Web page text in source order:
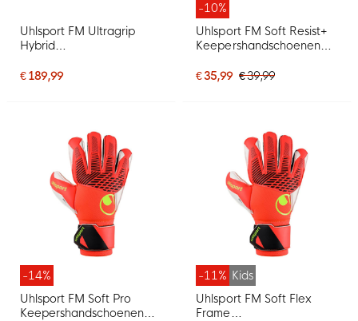
Uhlsport FM Ultragrip
Hybrid
Felrood Zwart Felgeel
€ 189,99
-10%
Uhlsport FM Soft Resist+
Keepershandschoenen
€ 35,99 € 39,99
-14%
Uhlsport FM Soft Pro
Keepershandschoenen
-11% Kids
Uhlsport FM Soft Flex
Frame